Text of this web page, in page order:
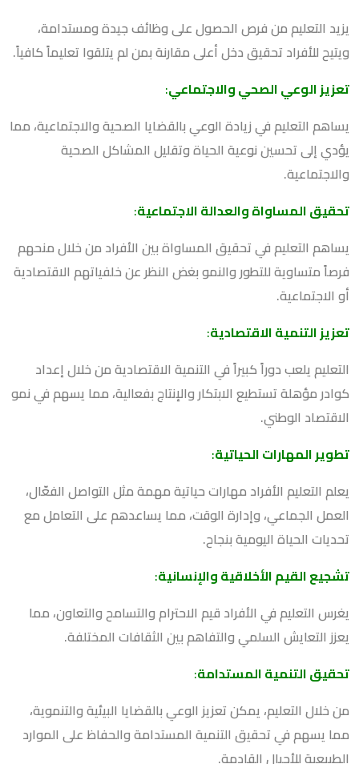
يزيد التعليم من فرص الحصول على وظائف جيدة ومستدامة،
ويتيح للأفراد تحقيق دخل أعلى مقارنة بمن لم يتلقوا تعليماً كافياً.
تعزيز الوعي الصحي والاجتماعي:
يساهم التعليم في زيادة الوعي بالقضايا الصحية والاجتماعية، مما
يؤدي إلى تحسين نوعية الحياة وتقليل المشاكل الصحية
والاجتماعية.
تحقيق المساواة والعدالة الاجتماعية:
يساهم التعليم في تحقيق المساواة بين الأفراد من خلال منحهم
فرصاً متساوية للتطور والنمو بغض النظر عن خلفياتهم الاقتصادية
أو الاجتماعية.
تعزيز التنمية الاقتصادية:
التعليم يلعب دوراً كبيراً في التنمية الاقتصادية من خلال إعداد
كوادر مؤهلة تستطيع الابتكار والإنتاج بفعالية، مما يسهم في نمو
الاقتصاد الوطني.
تطوير المهارات الحياتية:
يعلم التعليم الأفراد مهارات حياتية مهمة مثل التواصل الفعّال،
العمل الجماعي، وإدارة الوقت، مما يساعدهم على التعامل مع
تحديات الحياة اليومية بنجاح.
تشجيع القيم الأخلاقية والإنسانية:
يغرس التعليم في الأفراد قيم الاحترام والتسامح والتعاون، مما
يعزز التعايش السلمي والتفاهم بين الثقافات المختلفة.
تحقيق التنمية المستدامة:
من خلال التعليم، يمكن تعزيز الوعي بالقضايا البيئية والتنموية،
مما يسهم في تحقيق التنمية المستدامة والحفاظ على الموارد
الطبيعية للأجيال القادمة.